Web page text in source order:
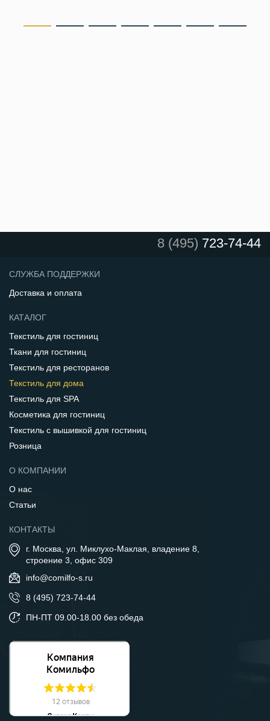
8 (495) 723-74-44
СЛУЖБА ПОДДЕРЖКИ
Доставка и оплата
КАТАЛОГ
Текстиль для гостиниц
Ткани для гостиниц
Текстиль для ресторанов
Текстиль для дома
Текстиль для SPA
Косметика для гостиниц
Текстиль с вышивкой для гостиниц
Розница
О КОМПАНИИ
О нас
Статьи
КОНТАКТЫ
г. Москва, ул. Миклухо-Маклая, владение 8,
строение 3, офис 309
info@comilfo-s.ru
8 (495) 723-74-44
ПН-ПТ 09.00-18.00 без обеда